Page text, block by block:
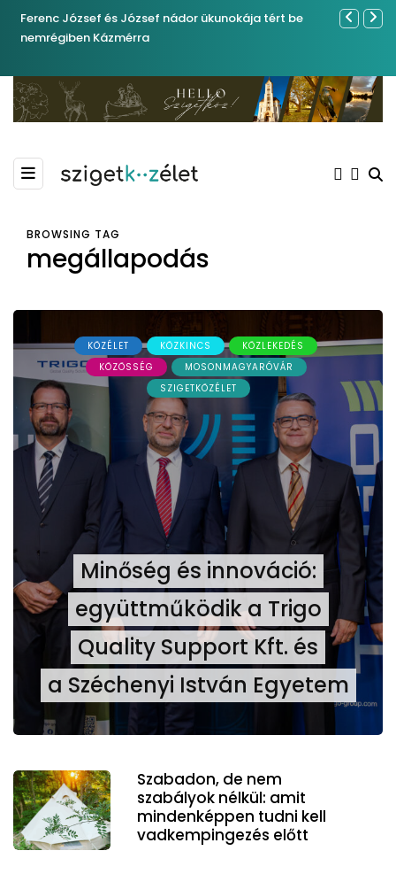
Ferenc József és József nádor ükunokája tért be
nemrégiben Kázmérra
Sose
BROWSING TAG
megállapodás
KÖZÉLET KÖZKINCS
KÖZLEKEDÉS
KÖZÖSSÉG
MOSONMAGYARÓVÁR
SZIGETKÖZÉLET
Minőség és innováció:
együttműködik a Trigo
Quality Support Kft. és
a Széchenyi István Egyetem
Szabadon, de nem
szabályok nélkül: amit
mindenképpen tudni kell
vadkempingezés előtt